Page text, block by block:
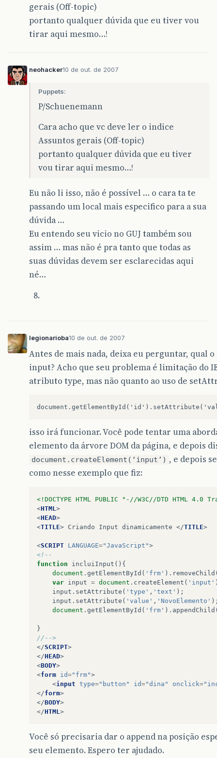
gerais (Off-topic)
portanto qualquer dúvida que eu tiver vou
tirar aqui mesmo…!
neohacker10 de out. de 2007
Puppets:
P/Schuenemann
Cara acho que vc deve ler o indice
Assuntos gerais (Off-topic)
portanto qualquer dúvida que eu tiver
vou tirar aqui mesmo…!
Eu não li isso, não é possível … o cara ta te
passando um local mais especifico para a sua
dúvida …
Eu entendo seu vicio no GUJ também sou
assim … mas não é pra tanto que todas as
suas dúvidas devem ser esclarecidas aqui
né…
legionarioba10 de out. de 2007
Antes de mais nada, deixa eu perguntar, qual
input? Acho que seu problema é limitação do
atributo type, mas não quanto ao uso de
isso irá funcionar. Você pode tentar uma
elemento da árvore DOM da página, e depois
document.createElement(‘input’) , e depois
como nesse exemplo que fiz:
<!DOCTYPE HTML PUBLIC "-//W3C//DTD HTML 4.0
<HTML >
<HEAD>
<TITLE> Criando Input dinamicamente </TITLE>
<SCRIPT LANGUAGE="JavaScript">
<!--
function
incluiInput (){
document . getElementById ( 'frm' ). removeChild
var input = document . createElement ( 'input'
input . setAttribute ( 'type' , 'text' );
input . setAttribute ( 'value' , 'NovoElemento'
document . getElementById ( 'frm' ). appendChild
}
//-->
</SCRIPT>
</HEAD>
<BODY>
<form id="frm">
<input type="button" id="dina" onclick=
</form>
</BODY>
</HTML >
Você só precisaria dar o append na posição
seu elemento. Espero ter ajudado.